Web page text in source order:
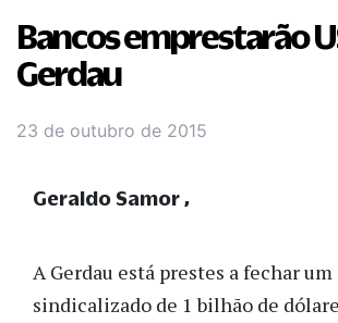
Bancos emprestarão
Gerdau
23 de outubro de 2015
A Gerdau está prestes a fechar
sindicalizado de 1 bilhão de
Geraldo Samor